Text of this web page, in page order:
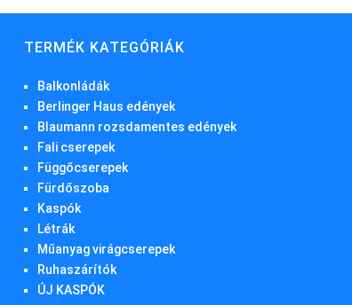
TERMÉK KATEGÓRIÁK
Balkonládák
Berlinger Haus edények
Blaumann rozsdamentes edények
Fali cserepek
Függőcserepek
Fürdőszoba
Kaspók
Létrák
Műanyag virágcserepek
Ruhaszárítók
ÚJ KASPÓK